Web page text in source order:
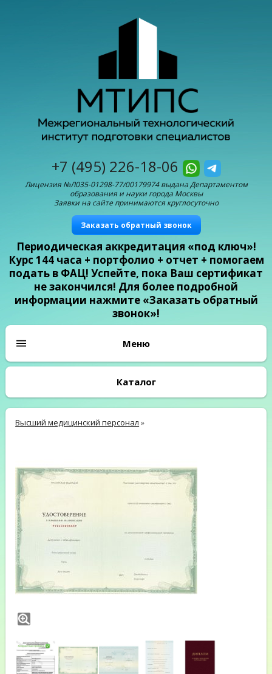
+7 (495) 226-18-06
Лицензия №Л035-01298-77/00179974 выдана Департаментом
образования и науки города Москвы
Заявки на сайте принимаются круглосуточно
Заказать обратный звонок
Периодическая аккредитация «под ключ»!
Курс 144 часа + портфолио + отчет + помогаем
подать в ФАЦ! Успейте, пока Ваш сертификат
не закончился! Для более подробной
информации нажмите «Заказать обратный
звонок»!
Каталог
Высший медицинский персонал »